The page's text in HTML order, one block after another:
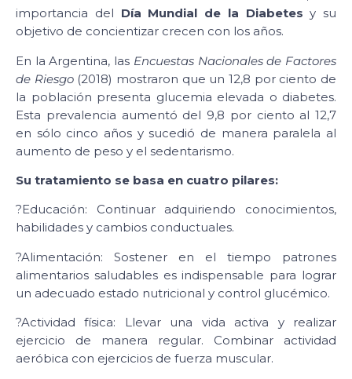
importancia del Día Mundial de la Diabetes y su
objetivo de concientizar crecen con los años.
En la Argentina, las Encuestas Nacionales de Factores
de Riesgo(2018) mostraron que un 12,8 por ciento de
la población presenta glucemia elevada o diabetes.
Esta prevalencia aumentó del 9,8 por ciento al 12,7
en sólo cinco años y sucedió de manera paralela al
aumento de peso y el sedentarismo.
Su tratamiento se basa en cuatro pilares:
?Educación: Continuar adquiriendo conocimientos,
habilidades y cambios conductuales.
?Alimentación: Sostener en el tiempo patrones
alimentarios saludables es indispensable para lograr
un adecuado estado nutricional y control glucémico.
?Actividad física: Llevar una vida activa y realizar
ejercicio de manera regular. Combinar actividad
aeróbica con ejercicios de fuerza muscular.